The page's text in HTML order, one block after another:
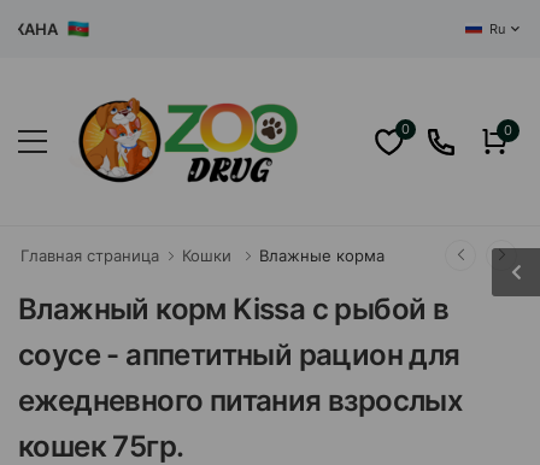
Ru
0 0
Главная страница Кошки Влажные корма
Влажный корм Kissa с рыбой в
соусе - аппетитный рацион для
ежедневного питания взрослых
кошек 75гр.